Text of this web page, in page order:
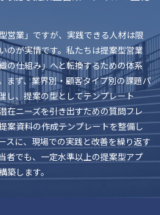
営業」ですが、実践できる人材は限
のが実情です。私たちは提案型営業
の仕組み」へと転換するための体系
まず、業界別・顧客タイプ別の課題パ
し、提案の型としてテンプレート
在ニーズを引き出すための質問フレ
案資料の作成テンプレートを整備し
スに、現場での実践と改善を繰り返す
者でも、一定水準以上の提案型アプ
築します。